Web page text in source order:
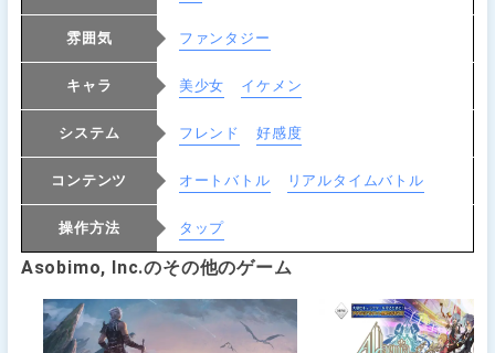
雰囲気 ファンタジー
キャラ 美少女 イケメン
システム フレンド 好感度
コンテンツ オートバトル リアルタイムバトル
操作方法 タップ
Asobimo, Inc.のその他のゲーム